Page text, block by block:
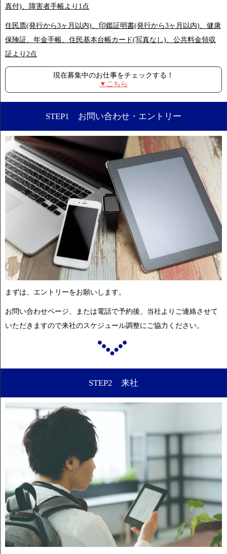
真付)、障害者手帳より1点
住民票(発行から3ヶ月以内)、印鑑証明書(発行から3ヶ月以内)、健康
保険証、年金手帳、住民基本台帳カード(写真なし)、公共料金領収
証より2点
現在募集中のお仕事をチェックする！
▼こちら
STEP1 お問い合わせ・エントリー
まずは、エントリーをお願いします。
お問い合わせページ、または電話で予約後、当社よりご連絡させて
いただきますので来社のスケジュール調整にご協力ください。
STEP2 来社